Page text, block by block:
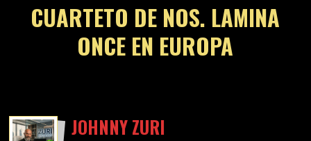
CUARTETO DE NOS. LAMINA
ONCE EN EUROPA
JOHNNY ZURI